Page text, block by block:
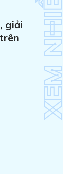
giải